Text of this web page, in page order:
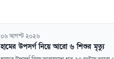
০৬ আগস্ট ২০২৬
হামের উপসর্গ নিয়ে আরো ৬ শিশুর মৃত্যু